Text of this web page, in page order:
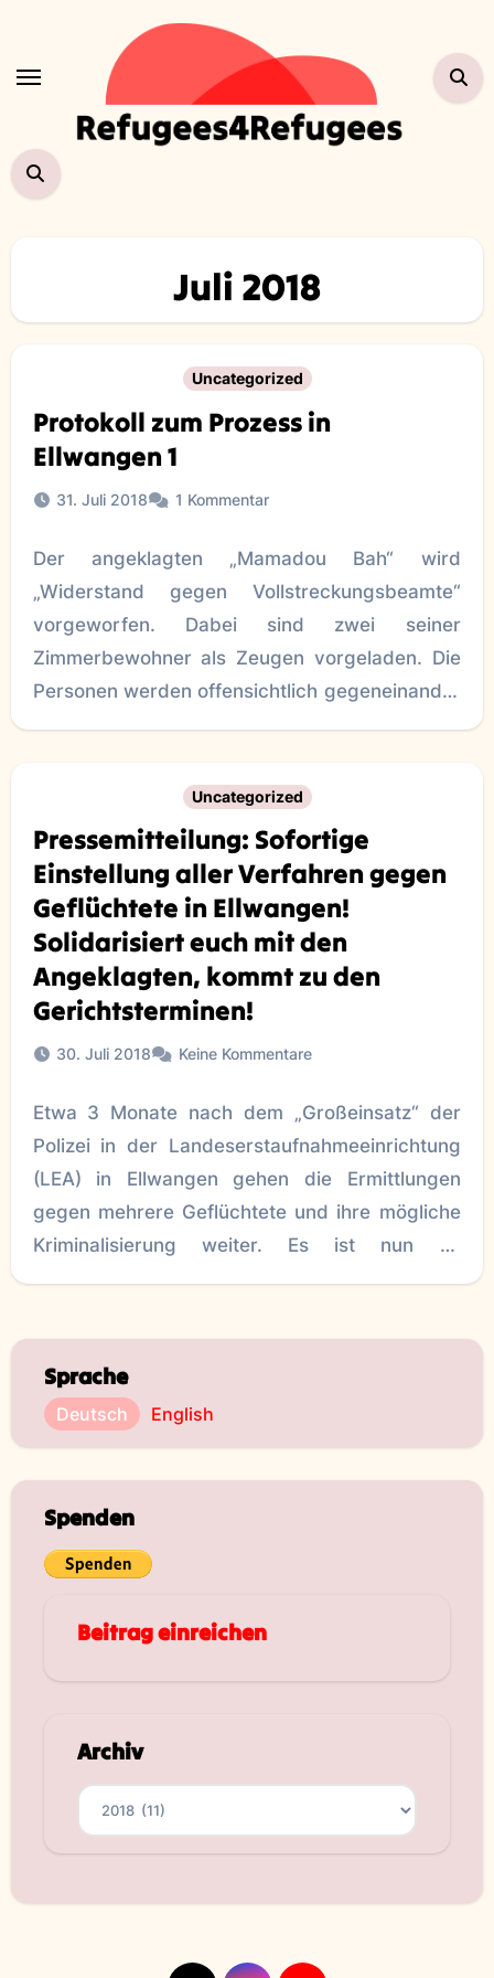
springen
Juli 2018
Uncategorized
Protokoll zum Prozess in
Ellwangen 1
31. Juli 2018 1 Kommentar
Der angeklagten „Mamadou Bah“ wird
„Widerstand gegen Vollstreckungsbeamte“
vorgeworfen. Dabei sind zwei seiner
Zimmerbewohner als Zeugen vorgeladen. Die
Personen werden offensichtlich gegeneinander
Uncategorized
Pressemitteilung: Sofortige
Einstellung aller Verfahren gegen
Geflüchtete in Ellwangen!
Solidarisiert euch mit den
Angeklagten, kommt zu den
Gerichtsterminen!
30. Juli 2018 Keine Kommentare
Etwa 3 Monate nach dem „Großeinsatz“ der
Polizei in der Landeserstaufnahmeeinrichtung
(LEA) in Ellwangen gehen die Ermittlungen
gegen mehrere Geflüchtete und ihre mögliche
Kriminalisierung weiter. Es ist nun zu
befürchten,
Sprache
Deutsch English
Spenden
Beitrag einreichen
Archiv
Archiv